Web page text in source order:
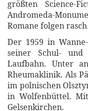
größten Science-
Andromeda-
Romane folgen
Der 1959 in
seiner Schul- und
Laufbahn. Unter
Rheumaklinik. Als
im polnischen
in Wolfenbüttel.
Gelsenkirchen.